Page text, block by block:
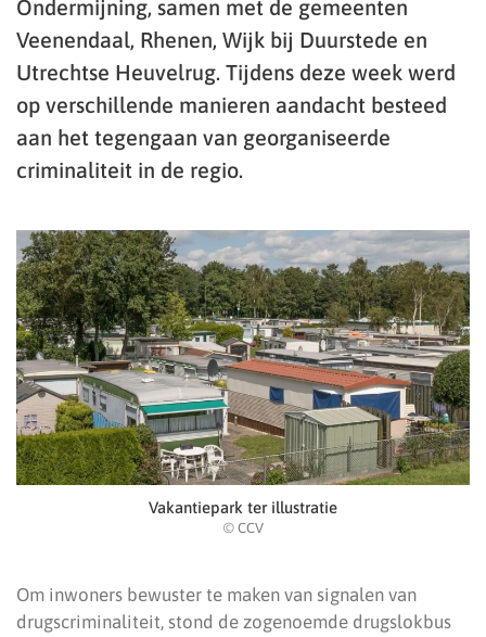
Ondermijning, samen met de gemeenten
Veenendaal, Rhenen, Wijk bij Duurstede en
Utrechtse Heuvelrug. Tijdens deze week werd
op verschillende manieren aandacht besteed
aan het tegengaan van georganiseerde
criminaliteit in de regio.
Vakantiepark ter illustratie
© CCV
Om inwoners bewuster te maken van signalen van
drugscriminaliteit, stond de zogenoemde drugslokbus